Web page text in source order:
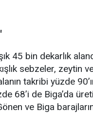
45 bin dekarlık
sebzeler, zeytin
takribi yüzde
68’i de Biga’da
ve Biga